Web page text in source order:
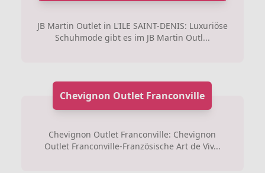
JB Martin Outlet in L'ILE SAINT-DENIS: Luxuriöse
Schuhmode gibt es im JB Martin Outl...
Chevignon Outlet Franconville
Chevignon Outlet Franconville: Chevignon
Outlet Franconville-Französische Art de Viv...